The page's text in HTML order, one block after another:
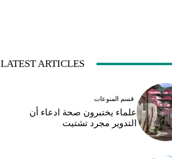
LATEST ARTICLES
قسم المنوعات
علماء يختبرون صحة ادعاء أن
التدوير مجرد تشتيت